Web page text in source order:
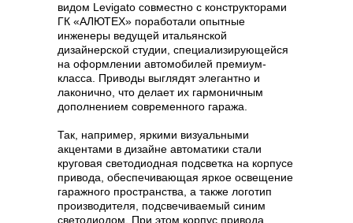
видом Levigato совместно с конструкторами
ГК «АЛЮТЕХ» поработали опытные
инженеры ведущей итальянской
дизайнерской студии, специализирующейся
на оформлении автомобилей премиум-
класса. Приводы выглядят элегантно и
лаконично, что делает их гармоничным
дополнением современного гаража.
Так, например, яркими визуальными
акцентами в дизайне автоматики стали
круговая светодиодная подсветка на корпусе
привода, обеспечивающая яркое освещение
гаражного пространства, а также логотип
производителя, подсвечиваемый синим
светодиодом. При этом корпус привода